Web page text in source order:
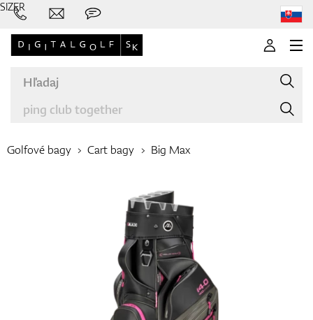
Palice
Oblečenie
Golfové bagy Cart bagy Big Max
SIZER